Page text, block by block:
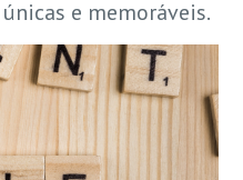
e memoráveis.